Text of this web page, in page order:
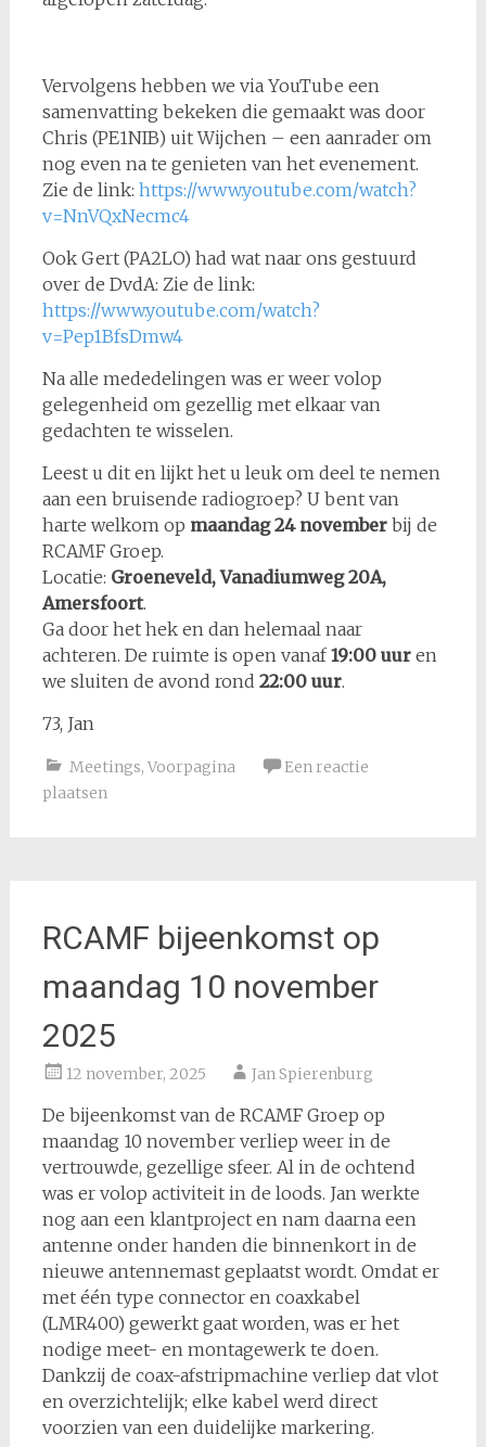
Vervolgens hebben we via YouTube een
samenvatting bekeken die gemaakt was door
Chris (PE1NIB) uit Wijchen – een aanrader om
nog even na te genieten van het evenement.
Zie de link: https://www.youtube.com/watch?
v=NnVQxNecmc4
Ook Gert (PA2LO) had wat naar ons gestuurd
over de DvdA: Zie de link:
https://www.youtube.com/watch?
v=Pep1BfsDmw4
Na alle mededelingen was er weer volop
gelegenheid om gezellig met elkaar van
gedachten te wisselen.
Leest u dit en lijkt het u leuk om deel te nemen
aan een bruisende radiogroep? U bent van
harte welkom op maandag 24 novemberbij de
RCAMF Groep.
Locatie: Groeneveld, Vanadiumweg 20A,
Amersfoort.
Ga door het hek en dan helemaal naar
achteren. De ruimte is open vanaf19:00 uuren
we sluiten de avond rond 22:00 uur.
73, Jan
Meetings, Voorpagina
Een reactie
plaatsen
RCAMF bijeenkomst op
maandag 10 november
2025
12 november, 2025 Jan Spierenburg
De bijeenkomst van de RCAMF Groep op
maandag 10 november verliep weer in de
vertrouwde, gezellige sfeer. Al in de ochtend
was er volop activiteit in de loods. Jan werkte
nog aan een klantproject en nam daarna een
antenne onder handen die binnenkort in de
nieuwe antennemast geplaatst wordt. Omdat er
met één type connector en coaxkabel
(LMR400) gewerkt gaat worden, was er het
nodige meet- en montagewerk te doen.
Dankzij de coax-afstripmachine verliep dat vlot
en overzichtelijk; elke kabel werd direct
voorzien van een duidelijke markering.